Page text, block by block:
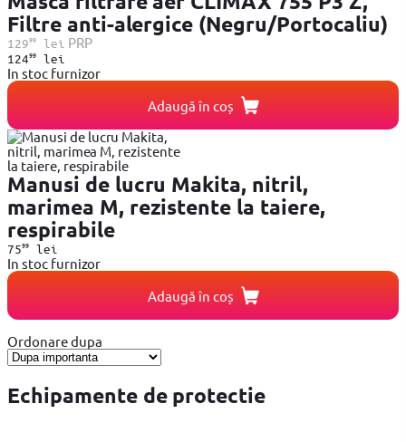
Filtre anti-alergice (Negru/Portocaliu)
12999lei PRP
12499lei
In stoc furnizor
Adaugă în coș
Manusi de lucru Makita, nitril,
marimea M, rezistente la taiere,
respirabile
7599lei
In stoc furnizor
Adaugă în coș
Ordonare dupa
Echipamente de protectie